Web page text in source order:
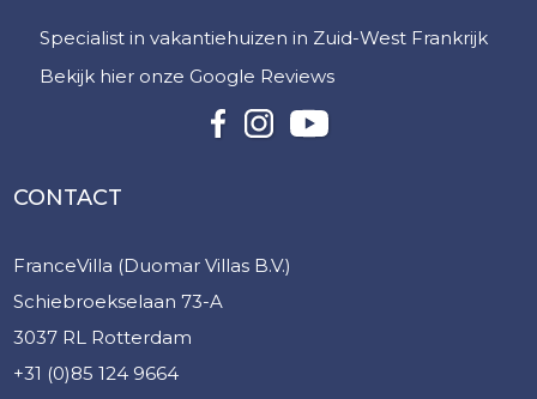
Specialist in vakantiehuizen in Zuid-West Frankrijk
Bekijk hier onze Google Reviews
CONTACT
FranceVilla (Duomar Villas B.V.)
Schiebroekselaan 73-A
3037 RL Rotterdam
+31 (0)85 124 9664